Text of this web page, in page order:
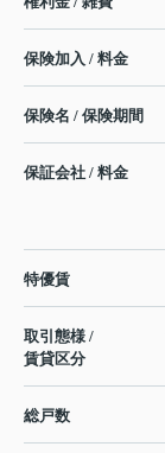
保険加入 / 料金
保険名 / 保険期間
保証会社 / 料金
特優賃
取引態様 /
賃貸区分
総戸数